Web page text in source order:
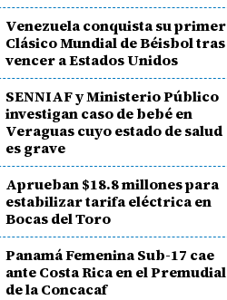
Venezuela conquista su primer
Clásico Mundial de Béisbol tras
vencer a Estados Unidos
SENNIAF y Ministerio Público
investigan caso de bebé en
Veraguas cuyo estado de salud
es grave
Aprueban $18.8 millones para
estabilizar tarifa eléctrica en
Bocas del Toro
Panamá Femenina Sub-17 cae
ante Costa Rica en el Premudial
de la Concacaf